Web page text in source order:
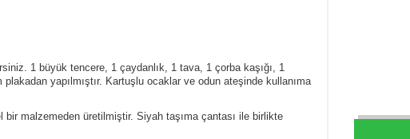
1 büyük tencere, 1 çaydanlık, 1 tava, 1 çorba kaşığı, 1
yapılmıştır. Kartuşlu ocaklar ve odun ateşinde kullanıma
bir malzemeden üretilmiştir. Siyah taşıma çantası ile birlikte